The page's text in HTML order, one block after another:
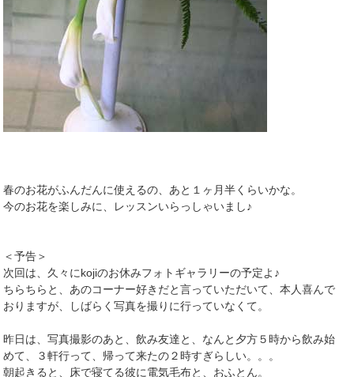
春のお花がふんだんに使えるの、あと１ヶ月半くらいかな。
今のお花を楽しみに、レッスンいらっしゃいまし♪
＜予告＞
次回は、久々にkojiのお休みフォトギャラリーの予定よ♪
ちらちらと、あのコーナー好きだと言っていただいて、本人喜んで
おりますが、しばらく写真を撮りに行っていなくて。
昨日は、写真撮影のあと、飲み友達と、なんと夕方５時から飲み始
めて、３軒行って、帰って来たの２時すぎらしい。。。
朝起きると、床で寝てる彼に電気毛布と、おふとん。